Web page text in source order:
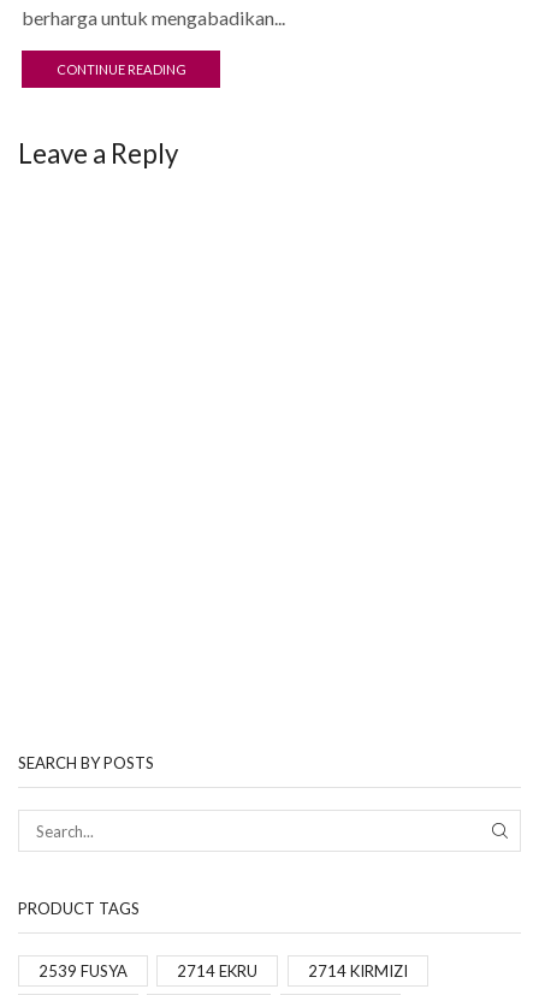
berharga untuk mengabadikan...
CONTINUE READING
Leave a Reply
SEARCH BY POSTS
PRODUCT TAGS
2539 FUSYA 2714 EKRU 2714 KIRMIZI